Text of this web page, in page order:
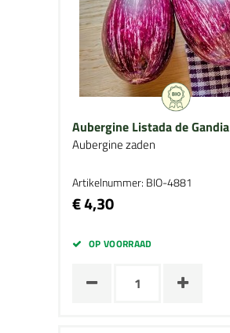
Aubergine Listada de Gandia
Aubergine zaden
Artikelnummer: BIO-4881
€ 4,30
OP VOORRAAD